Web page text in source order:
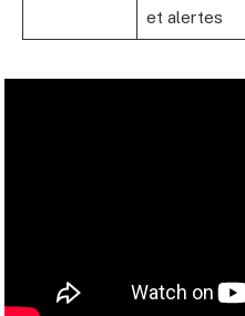
et alertes